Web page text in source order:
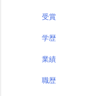
受賞
学歴
業績
職歴